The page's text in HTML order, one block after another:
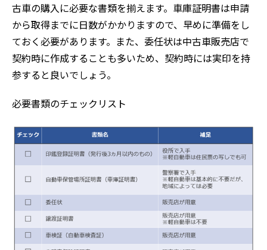
古車の購入に必要な書類を揃えます。車庫証明書は申請
から取得までに日数がかかりますので、早めに準備をし
ておく必要があります。また、委任状は中古車販売店で
契約時に作成することも多いため、契約時には実印を持
参すると良いでしょう。
必要書類のチェックリスト